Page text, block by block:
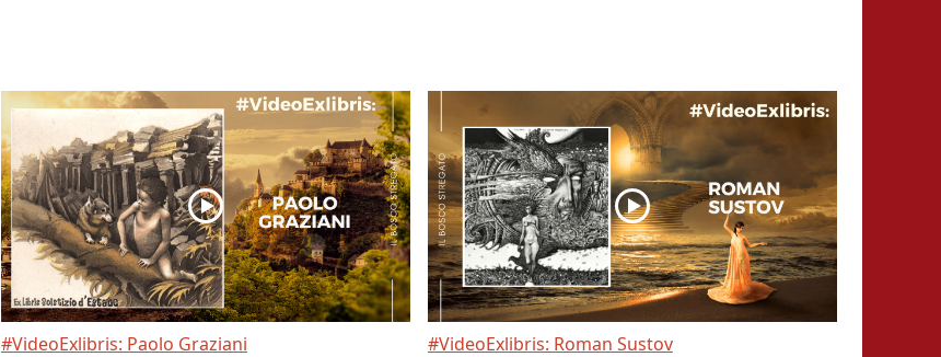
#VideoExlibris: Paolo Graziani #VideoExlibris: Roman Sustov